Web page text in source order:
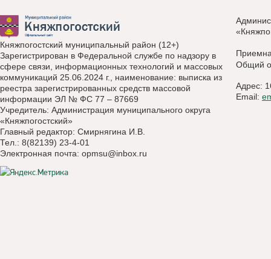
Княжпогостский муниципальный район (12+)
Зарегистрирован в Федеральной службе по надзору в
сфере связи, информационных технологий и массовых
коммуникаций 25.06.2024 г., наименование: выписка из
реестра зарегистрированных средств массовой
информации ЭЛ № ФС 77 – 87669
Учредитель: Администрация муниципального округа
«Княжпогостский»
Главный редактор: Смирнягина И.В.
Тел.: 8(82139) 23-4-01
Электронная почта: opmsu@inbox.ru
Общий
Адрес:
Email: